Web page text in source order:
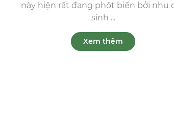
này hiện rất đang phôt biến bởi nhu
sinh ...
Xem thêm